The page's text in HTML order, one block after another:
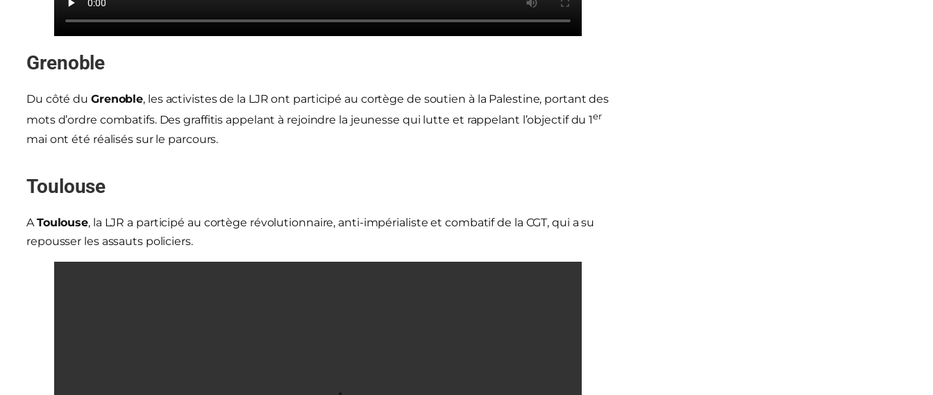
Grenoble
Du côté du Grenoble, les activistes de la LJR ont participé au cortège de soutien à la Palestine, portant des
mots d’ordre combatifs. Des graffitis appelant à rejoindre la jeunesse qui lutte et rappelant l’objectif du 1er
mai ont été réalisés sur le parcours.
Toulouse
AToulouse, la LJR a participé au cortège révolutionnaire, anti-impérialiste et combatif de la CGT, qui a su
repousser les assauts policiers.